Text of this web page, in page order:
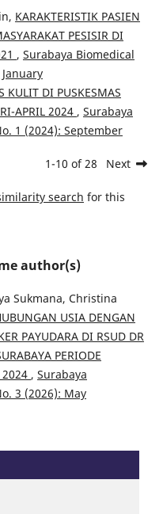
KARAKTERISTIK PASIEN
PESISIR DI
, Surabaya Biomedical
KULIT DI PUSKESMAS
APRIL 2024 , Surabaya
1 (2024): September
1-10 of 28 Next
search for this
author(s)
Sukmana, Christina
USIA DENGAN
PAYUDARA DI RSUD DR
PERIODE
2024 , Surabaya
3 (2026): May